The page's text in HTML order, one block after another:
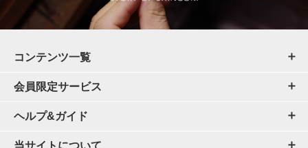
コンテンツ一覧
会員限定サービス
ヘルプ&ガイド
当サイトについて